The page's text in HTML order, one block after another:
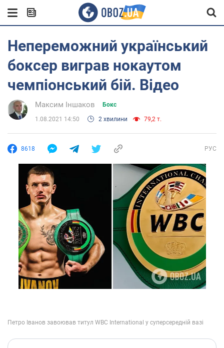
Непереможний український
боксер виграв нокаутом
чемпіонський бій. Відео
Максим Іншаков Бокс
1.08.2021 14:50 2 хвилини 79,2 т.
8618 РУС